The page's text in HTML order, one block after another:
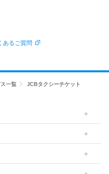
あるご質問
一覧 JCBタクシーチケット